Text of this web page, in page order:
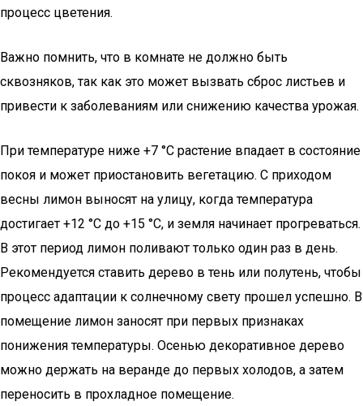
процесс цветения.
Важно помнить, что в комнате не должно быть
сквозняков, так как это может вызвать сброс листьев и
привести к заболеваниям или снижению качества урожая.
При температуре ниже +7 °С растение впадает в состояние
покоя и может приостановить вегетацию. С приходом
весны лимон выносят на улицу, когда температура
достигает +12 °С до +15 °С, и земля начинает прогреваться.
В этот период лимон поливают только один раз в день.
Рекомендуется ставить дерево в тень или полутень, чтобы
процесс адаптации к солнечному свету прошел успешно. В
помещение лимон заносят при первых признаках
понижения температуры. Осенью декоративное дерево
можно держать на веранде до первых холодов, а затем
переносить в прохладное помещение.